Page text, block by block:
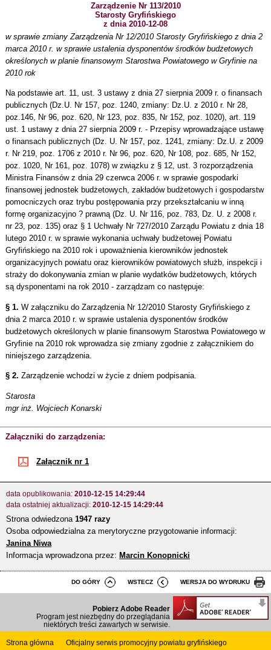
Zarządzenie Nr 113/2010
Starosty Gryfińskiego
z dnia 2010-12-08
w sprawie zmiany Zarządzenia Nr 12/2010 Starosty Gryfińskiego z dnia 2
marca 2010 r. w sprawie ustalenia dysponentów środków budżetowych
określonych w planie finansowym Starostwa Powiatowego w Gryfinie na
2010 rok
Na podstawie art. 11, ust. 3 ustawy z dnia 27 sierpnia 2009 r. o finansach
publicznych (Dz.U. Nr 157, poz. 1240, zmiany: Dz.U. z 2010 r. Nr 28,
poz.146, Nr 96, poz. 620, Nr 123, poz. 835, Nr 152, poz. 1020), art. 119
ust. 1 ustawy z dnia 27 sierpnia 2009 r. - Przepisy wprowadzające ustawę
o finansach publicznych (Dz. U. Nr 157, poz. 1241, zmiany: Dz.U. z 2009
r. Nr 219, poz. 1706 z 2010 r. Nr 96, poz. 620, Nr 108, poz. 685, Nr 152,
poz. 1020, Nr 161, poz. 1078) w związku z § 12, ust. 3 rozporządzenia
Ministra Finansów z dnia 29 czerwca 2006 r. w sprawie gospodarki
finansowej jednostek budżetowych, zakładów budżetowych i gospodarstw
pomocniczych oraz trybu postępowania przy przekształcaniu w inną
formę organizacyjno ? prawną (Dz. U. Nr 116, poz. 783, Dz. U. z 2008 r.
nr 23, poz. 135) oraz § 1 Uchwały Nr 727/2010 Zarządu Powiatu z dnia 18
lutego 2010 r. w sprawie wykonania uchwały budżetowej Powiatu
Gryfińskiego na 2010 rok i upoważnienia kierowników jednostek
organizacyjnych powiatu oraz kierowników powiatowych służb, inspekcji i
straży do dokonywania zmian w planie wydatków budżetowych, których
są dysponentami na rok 2010 - zarządzam co następuje:
§ 1. W załączniku do Zarządzenia Nr 12/2010 Starosty Gryfińskiego z
dnia 2 marca 2010 r. w sprawie ustalenia dysponentów środków
budżetowych określonych w planie finansowym Starostwa Powiatowego w
Gryfinie na 2010 rok wprowadza się zmiany zgodnie z załącznikiem do
niniejszego zarządzenia.
§ 2. Zarządzenie wchodzi w życie z dniem podpisania.
Starosta
mgr inż. Wojciech Konarski
Załączniki do zarządzenia:
Załącznik nr 1
data opublikowania: 2010-12-15 14:29:44
data ostatniej aktualizacji: 2010-12-15 14:29:44
Strona odwiedzona 1947 razy
Osoba odpowiedzialna za merytoryczne przygotowanie informacji:
Janina Niwa
Informacja wprowadzona przez: Marcin Konopnicki
DO GÓRY WSTECZ WERSJA DO WYDRUKU
Pobierz Adobe Reader
Program jest niezbędny do przeglądania
niektórych treści zawartych w serwisie.
Strona główna Oficjalny serwis promocyjny powiatu gryfińskiego